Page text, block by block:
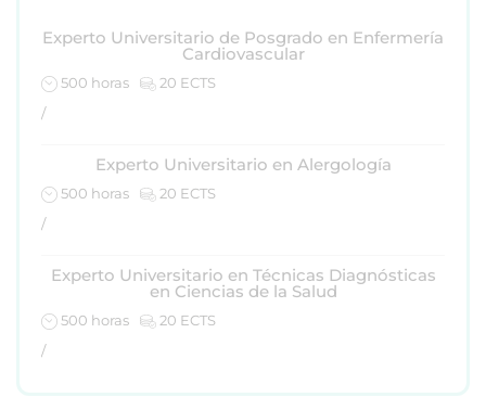
Experto Universitario de Posgrado en Enfermería
Cardiovascular
500 horas
20 ECTS
/
Experto Universitario en Alergología
500 horas
20 ECTS
/
Experto Universitario en Técnicas Diagnósticas
en Ciencias de la Salud
500 horas
20 ECTS
/